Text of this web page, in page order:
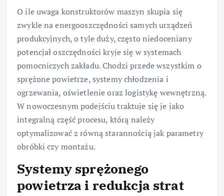
O ile uwaga konstruktorów maszyn skupia się
zwykle na energooszczędności samych urządzeń
produkcyjnych, o tyle duży, często niedoceniany
potencjał oszczędności kryje się w systemach
pomocniczych zakładu. Chodzi przede wszystkim o
sprężone powietrze, systemy chłodzenia i
ogrzewania, oświetlenie oraz logistykę wewnętrzną.
W nowoczesnym podejściu traktuje się je jako
integralną część procesu, którą należy
optymalizować z równą starannością jak parametry
obróbki czy montażu.
Systemy sprężonego
powietrza i redukcja strat